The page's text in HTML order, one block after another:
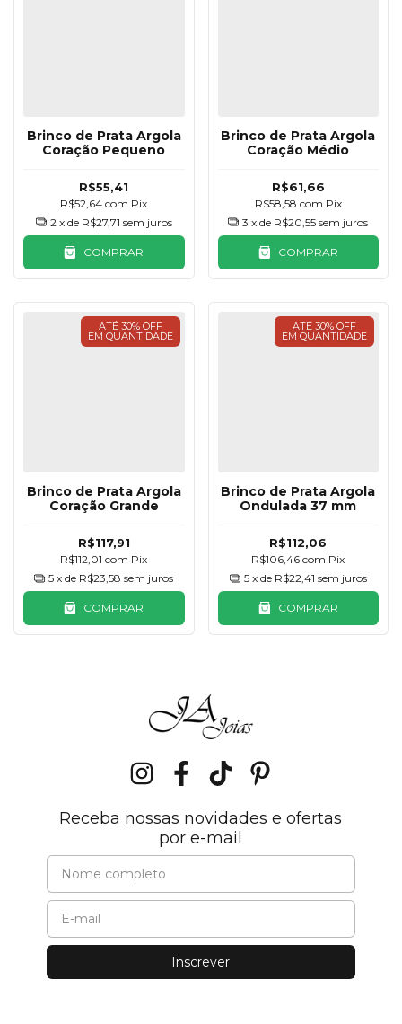
Brinco de Prata Argola
Coração Pequeno
R$55,41
R$52,64com Pix
2 x de R$27,71 sem juros
COMPRAR
Brinco de Prata Argola
Coração Médio
R$61,66
R$58,58 com Pix
3 x de R$20,55 sem juros
COMPRAR
ATÉ 30% OFF
EM QUANTIDADE
Brinco de Prata Argola
Coração Grande
R$117,91
R$112,01com Pix
5 x de R$23,58 sem juros
COMPRAR
ATÉ 30% OFF
EM QUANTIDADE
Brinco de Prata Argola
Ondulada 37 mm
R$112,06
R$106,46com Pix
5 x de R$22,41 sem juros
COMPRAR
Receba nossas novidades e ofertas
por e-mail